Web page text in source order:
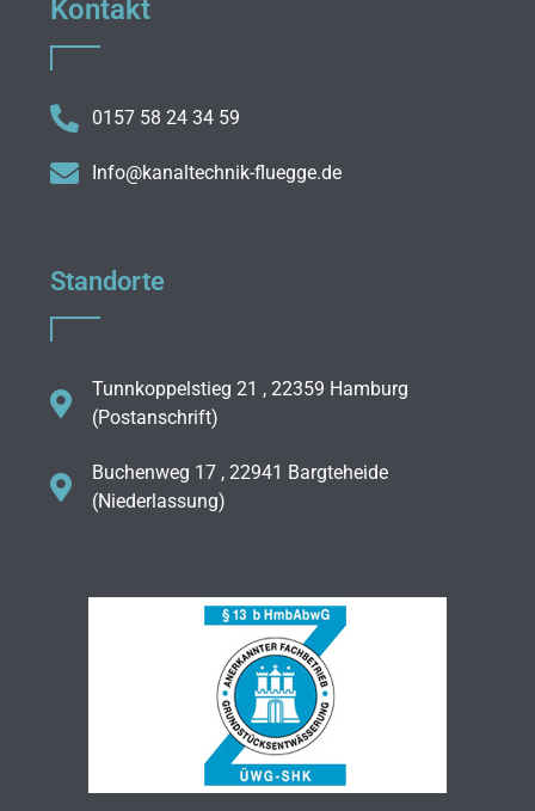
Kontakt
0157 58 24 34 59
Info@kanaltechnik-fluegge.de
Standorte
Tunnkoppelstieg 21 , 22359 Hamburg
(Postanschrift)
Buchenweg 17 , 22941 Bargteheide
(Niederlassung)